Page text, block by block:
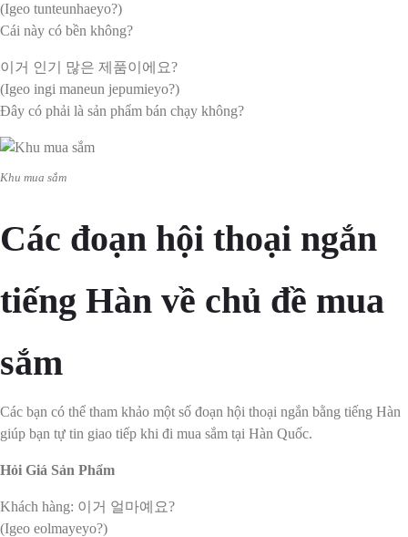
(Igeo tunteunhaeyo?)
Cái này có bền không?
이거 인기 많은 제품이에요?
(Igeo ingi maneun jepumieyo?)
Đây có phải là sản phẩm bán chạy không?
Khu mua sắm
Các đoạn hội thoại ngắn
tiếng Hàn về chủ đề mua
sắm
Các bạn có thể tham khảo một số đoạn hội thoại ngắn bằng tiếng Hàn
giúp bạn tự tin giao tiếp khi đi mua sắm tại Hàn Quốc.
Hỏi Giá Sản Phẩm
Khách hàng: 이거 얼마예요?
(Igeo eolmayeyo?)